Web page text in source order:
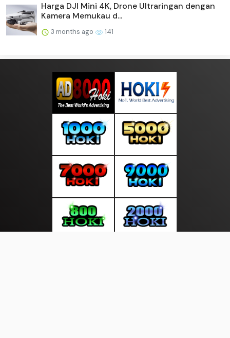
Harga DJI Mini 4K, Drone Ultraringan dengan
Kamera Memukau d...
3 months ago 141